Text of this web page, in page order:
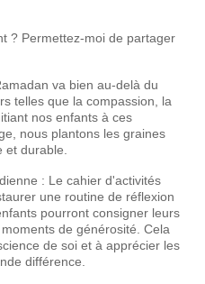
? Permettez-moi de partager
va bien au-delà du
telles que la compassion, la
nos enfants à ces
nous plantons les graines
durable.
: Le cahier d'activités
une routine de réflexion
pourront consigner leurs
de générosité. Cela
de soi et à apprécier les
différence.